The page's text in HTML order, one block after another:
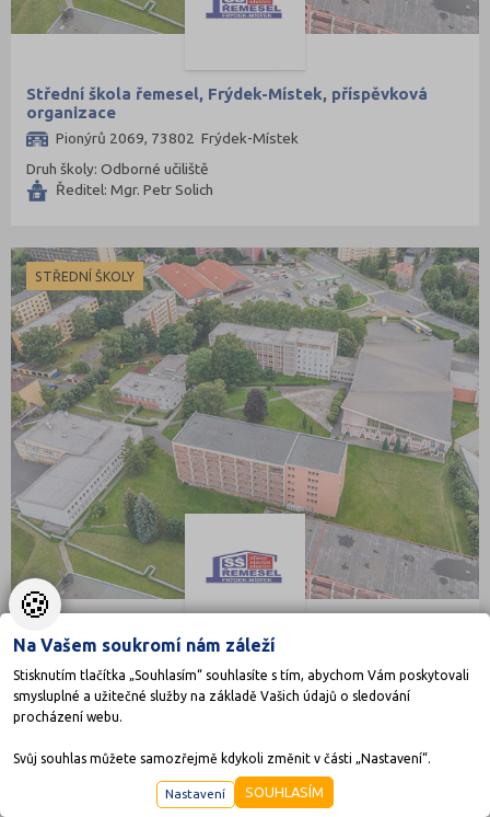
Střední škola řemesel, Frýdek-Místek, příspěvková
organizace
Pionýrů 2069, 73802 Frýdek-Místek
Druh školy: Odborné učiliště
Ředitel: Mgr. Petr Solich
STŘEDNÍ ŠKOLY
Střední škola řemesel, Frýdek-Místek, příspěvková
organizace
Pionýrů 2069, 73801 Frýdek-Místek
Ředitel: Mgr. Petr Solich
🍪
Na Vašem soukromí nám záleží
Stisknutím tlačítka „Souhlasím“ souhlasíte s tím, abychom Vám poskytovali
smysluplné a užitečné služby na základě Vašich údajů o sledování
procházení webu.
Svůj souhlas můžete samozřejmě kdykoli změnit v části „Nastavení“.
Nastavení SOUHLASÍM